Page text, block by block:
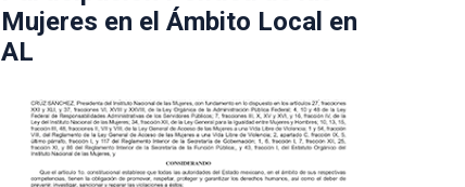
Mujeres en el Ámbito Local en
AL